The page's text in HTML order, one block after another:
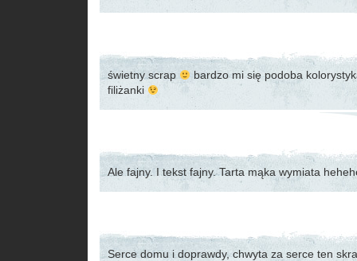
świetny scrap
bardzo mi się podoba
filiżanki
Ale fajny. I tekst fajny. Tarta mąka wymiata
Serce domu i doprawdy, chwyta za serce ten